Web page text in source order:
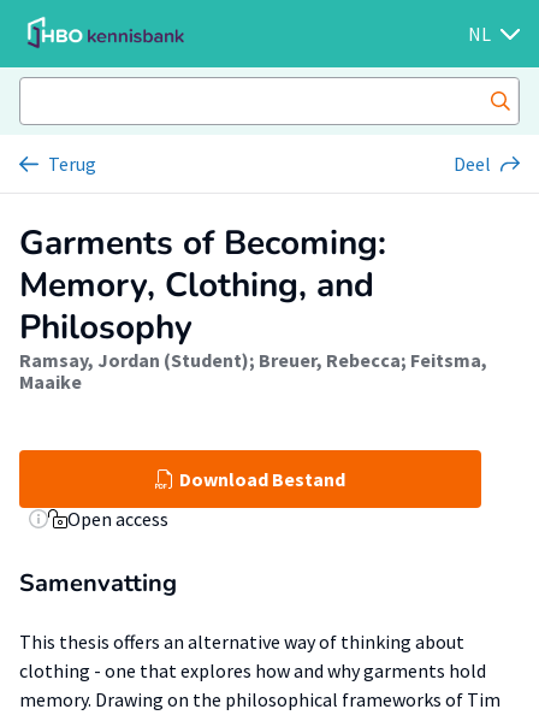
NL
Terug Deel
Garments of Becoming:
Memory, Clothing, and
Philosophy
Ramsay, Jordan (Student); Breuer, Rebecca; Feitsma,
Maaike
Download Bestand
Open access
Samenvatting
This thesis offers an alternative way of thinking about
clothing - one that explores how and why garments hold
memory. Drawing on the philosophical frameworks of Tim